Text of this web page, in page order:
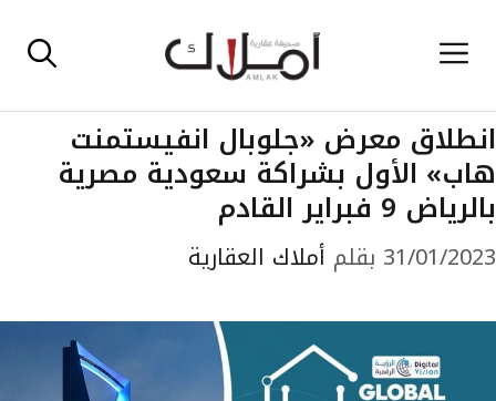
إلى القائمة
انطلاق معرض «جلوبال انفيستمنت
هاب» الأول بشراكة سعودية مصرية
بالرياض 9 فبراير القادم
31/01/2023 بقلم أملاك العقارية